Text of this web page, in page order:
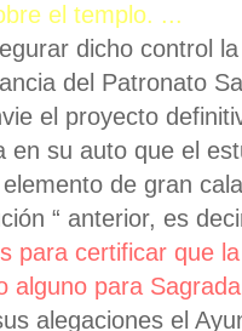
el templo. ...
dicho control
del Patronato
el proyecto
en su auto que el
de gran
“ anterior, es
para certificar que
alguno para
alegaciones el